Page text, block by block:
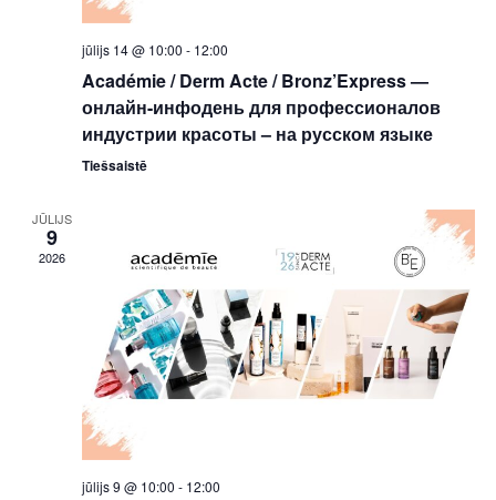
jūlijs 14 @ 10:00 - 12:00
Académie / Derm Acte / Bronz’Express —
онлайн-инфодень для профессионалов
индустрии красоты – на русском языке
Tiešsaistē
JŪLIJS
9
2026
jūlijs 9 @ 10:00 - 12:00